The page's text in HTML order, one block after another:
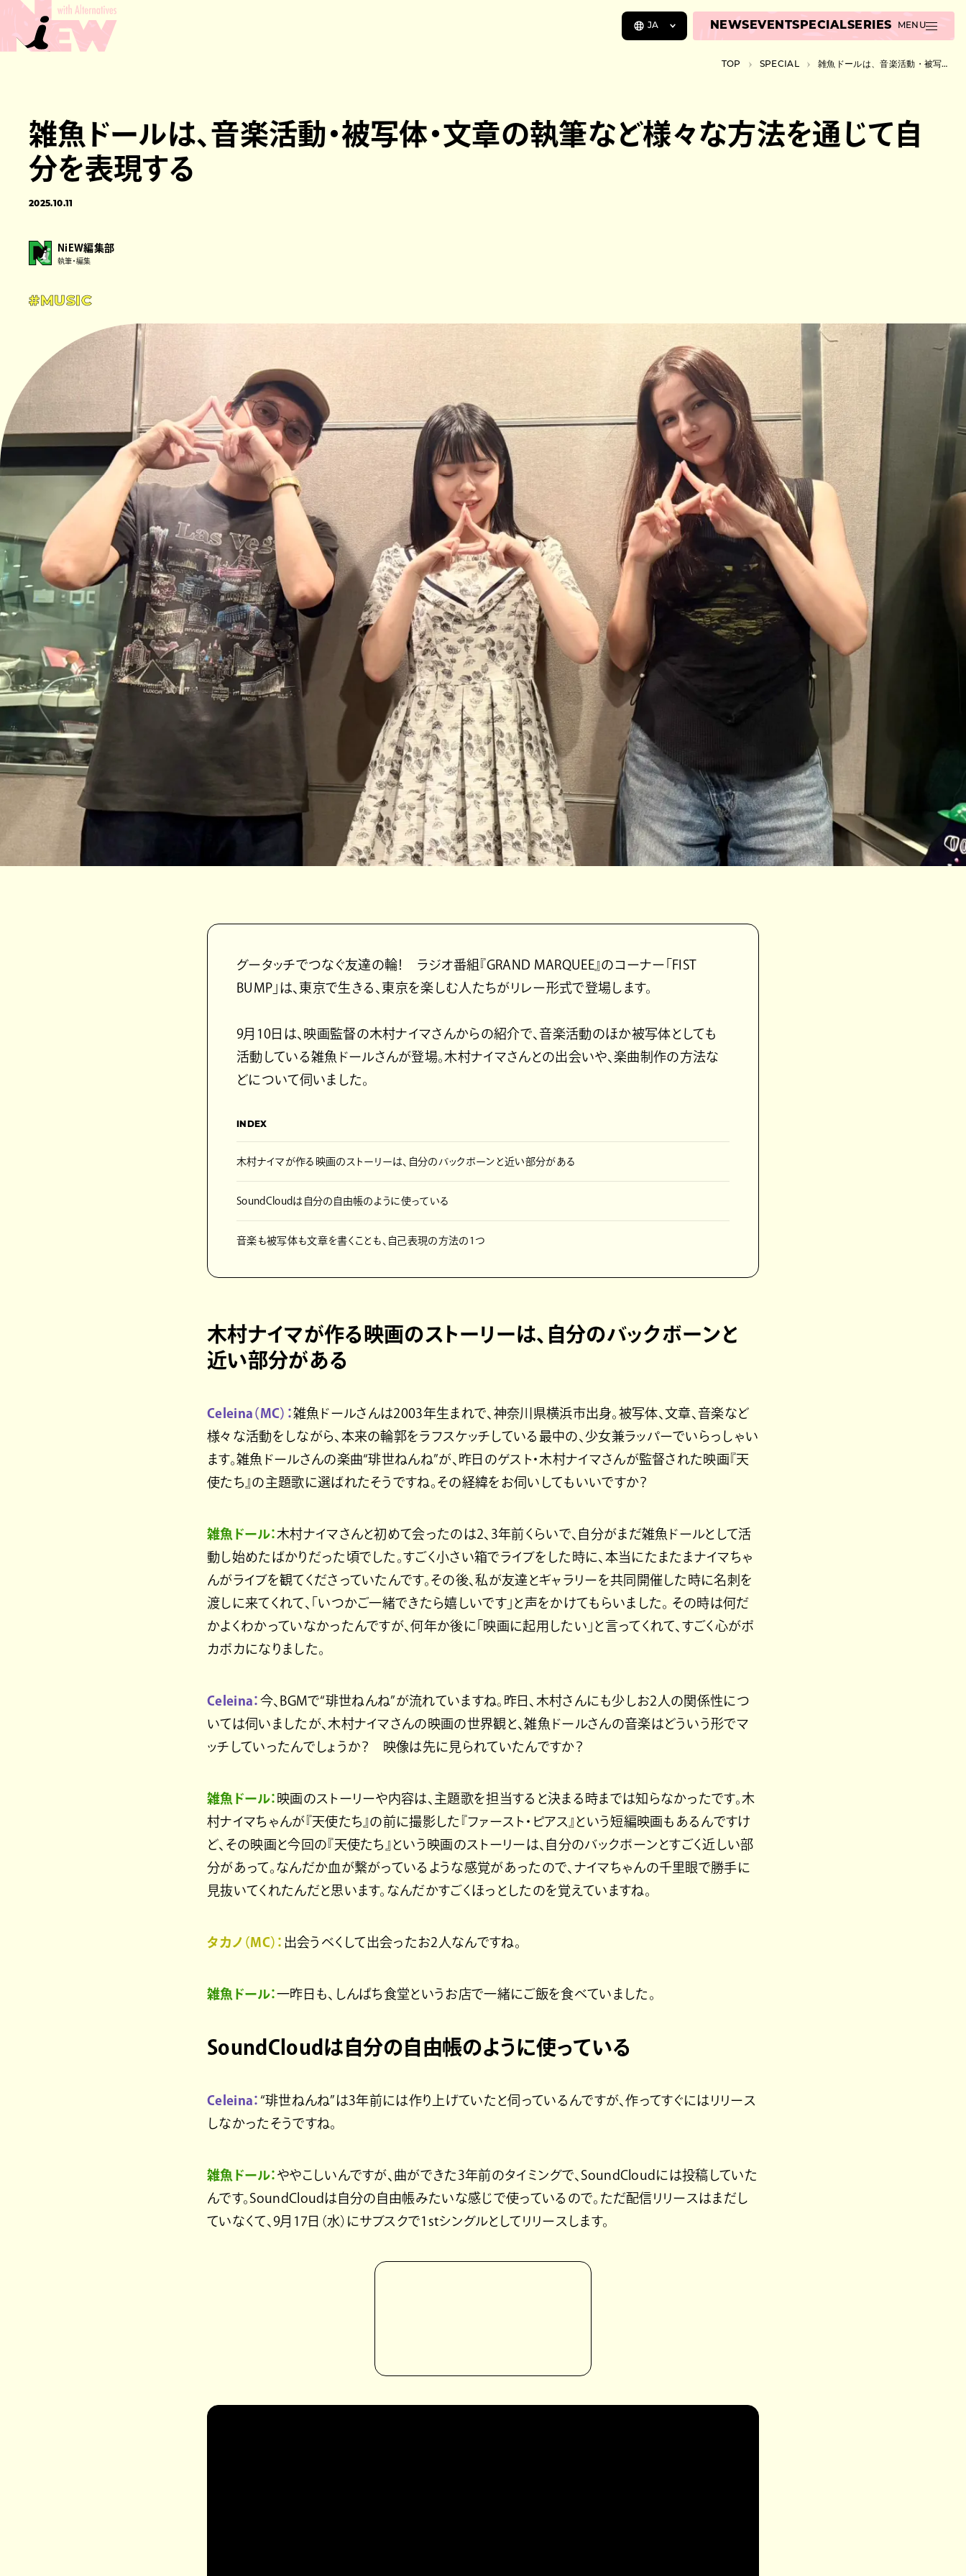
JA NEWS EVENTSPECIALSERIES MENU
TOP SPECIAL 雑魚ドールは、音楽活動・被写体・文章の執筆など様々な方法を通じて自分を表現する
雑魚ドールは、音楽活動・被写体・文章の執筆など様々な方法を通じて自
分を表現する
2025.10.11
NiEW編集部
執筆・編集
#MUSIC
グータッチでつなぐ友達の輪！ ラジオ番組『GRAND MARQUEE』のコーナー「FIST
BUMP」は、東京で生きる、東京を楽しむ人たちがリレー形式で登場します。
9月10日は、映画監督の木村ナイマさんからの紹介で、音楽活動のほか被写体としても
活動している雑魚ドールさんが登場。木村ナイマさんとの出会いや、楽曲制作の方法な
どについて伺いました。
INDEX
木村ナイマが作る映画のストーリーは、自分のバックボーンと近い部分がある
SoundCloudは自分の自由帳のように使っている
音楽も被写体も文章を書くことも、自己表現の方法の1つ
木村ナイマが作る映画のストーリーは、自分のバックボーンと
近い部分がある
Celeina（MC）：雑魚ドールさんは2003年生まれで、神奈川県横浜市出身。被写体、文章、音楽など
様々な活動をしながら、本来の輪郭をラフスケッチしている最中の、少女兼ラッパーでいらっしゃい
ます。雑魚ドールさんの楽曲“琲世ねんね”が、昨日のゲスト・木村ナイマさんが監督された映画『天
使たち』の主題歌に選ばれたそうですね。その経緯をお伺いしてもいいですか？
雑魚ドール： 木村ナイマさんと初めて会ったのは2、3年前くらいで、自分がまだ雑魚ドールとして活
動し始めたばかりだった頃でした。すごく小さい箱でライブをした時に、本当にたまたまナイマちゃ
んがライブを観てくださっていたんです。その後、私が友達とギャラリーを共同開催した時に名刺を
渡しに来てくれて、「いつかご一緒できたら嬉しいです」と声をかけてもらいました。 その時は何だ
かよくわかっていなかったんですが、何年か後に「映画に起用したい」と言ってくれて、すごく心がポ
カポカになりました。
Celeina： 今、BGMで“琲世ねんね”が流れていますね。昨日、木村さんにも少しお2人の関係性につ
いては伺いましたが、木村ナイマさんの映画の世界観と、雑魚ドールさんの音楽はどういう形でマ
ッチしていったんでしょうか？ 映像は先に見られていたんですか？
雑魚ドール： 映画のストーリーや内容は、主題歌を担当すると決まる時までは知らなかったです。木
村ナイマちゃんが『天使たち』の前に撮影した『ファースト・ピアス』という短編映画もあるんですけ
ど、その映画と今回の『天使たち』という映画のストーリーは、自分のバックボーンとすごく近しい部
分があって。なんだか血が繋がっているような感覚があったので、ナイマちゃんの千里眼で勝手に
見抜いてくれたんだと思います。なんだかすごくほっとしたのを覚えていますね。
タカノ（MC）： 出会うべくして出会ったお2人なんですね。
雑魚ドール：一昨日も、しんぱち食堂というお店で一緒にご飯を食べていました。
SoundCloudは自分の自由帳のように使っている
Celeina： “琲世ねんね”は3年前には作り上げていたと伺っているんですが、作ってすぐにはリリース
しなかったそうですね。
雑魚ドール： ややこしいんですが、曲ができた3年前のタイミングで、SoundCloudには投稿していた
んです。SoundCloudは自分の自由帳みたいな感じで使っているので。ただ配信リリースはまだし
ていなくて、9月17日（水）にサブスクで1stシングルとしてリリースします。